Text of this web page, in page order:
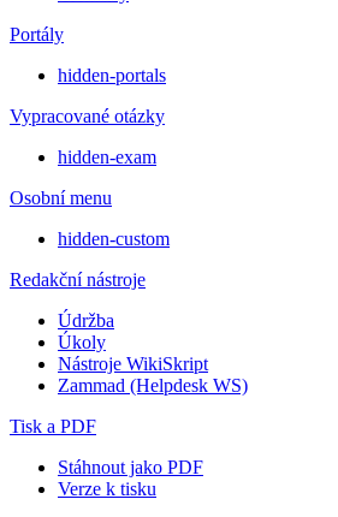
Portály
hidden-portals
Vypracované otázky
hidden-exam
Osobní menu
hidden-custom
Redakční nástroje
Údržba
Úkoly
Nástroje WikiSkript
Zammad (Helpdesk WS)
Tisk a PDF
Stáhnout jako PDF
Verze k tisku